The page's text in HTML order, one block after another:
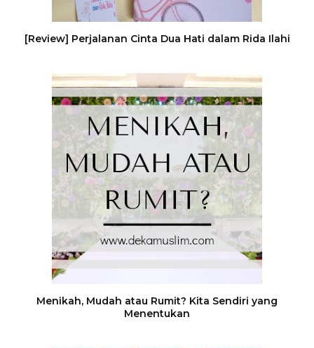
[Review] Perjalanan Cinta Dua Hati dalam Rida Ilahi
Menikah, Mudah atau Rumit? Kita Sendiri yang
Menentukan